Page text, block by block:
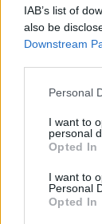
IAB’s list of
also be
Downstream
Personal
I want to
personal
Opted In
I want to
Personal
Opted In
Károli
belföld
Ráday